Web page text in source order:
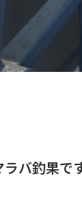
バ釣果で